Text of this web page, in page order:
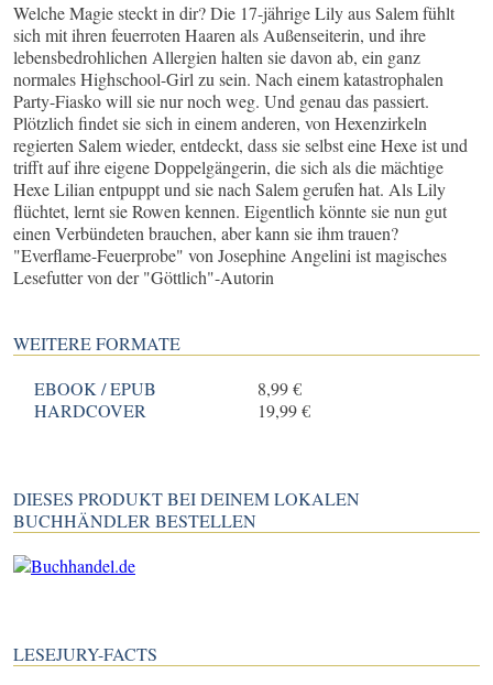
Welche Magie steckt in dir? Die 17-jährige Lily aus Salem fühlt
sich mit ihren feuerroten Haaren als Außenseiterin, und ihre
lebensbedrohlichen Allergien halten sie davon ab, ein ganz
normales Highschool-Girl zu sein. Nach einem katastrophalen
Party-Fiasko will sie nur noch weg. Und genau das passiert.
Plötzlich findet sie sich in einem anderen, von Hexenzirkeln
regierten Salem wieder, entdeckt, dass sie selbst eine Hexe ist und
trifft auf ihre eigene Doppelgängerin, die sich als die mächtige
Hexe Lilian entpuppt und sie nach Salem gerufen hat. Als Lily
flüchtet, lernt sie Rowen kennen. Eigentlich könnte sie nun gut
einen Verbündeten brauchen, aber kann sie ihm trauen?
"Everflame-Feuerprobe" von Josephine Angelini ist magisches
Lesefutter von der "Göttlich"-Autorin
WEITERE FORMATE
EBOOK / EPUB
8,99 €
HARDCOVER
19,99 €
DIESES PRODUKT BEI DEINEM LOKALEN
BUCHHÄNDLER BESTELLEN
LESEJURY-FACTS